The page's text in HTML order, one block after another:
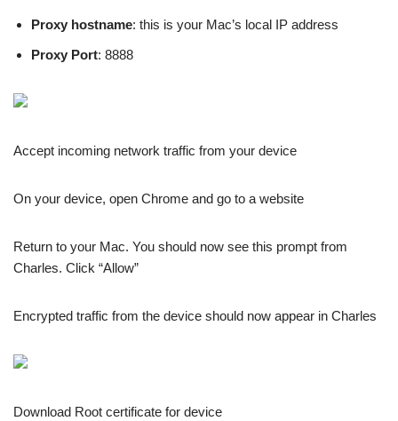
Proxy hostname: this is your Mac’s local IP address
Proxy Port: 8888
Accept incoming network traffic from your device
On your device, open Chrome and go to a website
Return to your Mac. You should now see this prompt from
Charles. Click “Allow”
Encrypted traffic from the device should now appear in Charles
Download Root certificate for device